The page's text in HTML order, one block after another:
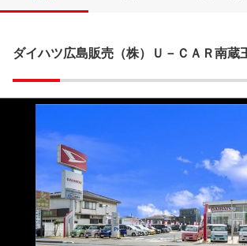
ダイハツ広島販売（株）Ｕ－ＣＡＲ南